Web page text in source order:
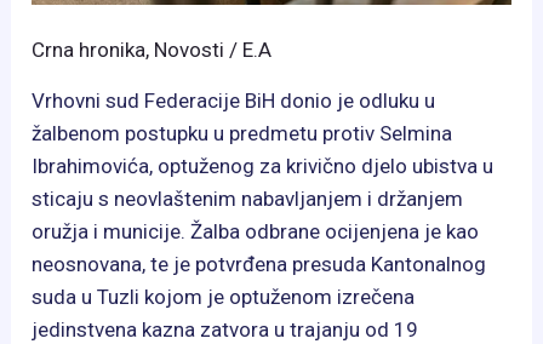
Crna hronika, Novosti / E.A
Vrhovni sud Federacije BiH donio je odluku u
žalbenom postupku u predmetu protiv Selmina
Ibrahimovića, optuženog za krivično djelo ubistva u
sticaju s neovlaštenim nabavljanjem i držanjem
oružja i municije. Žalba odbrane ocijenjena je kao
neosnovana, te je potvrđena presuda Kantonalnog
suda u Tuzli kojom je optuženom izrečena
jedinstvena kazna zatvora u trajanju od 19